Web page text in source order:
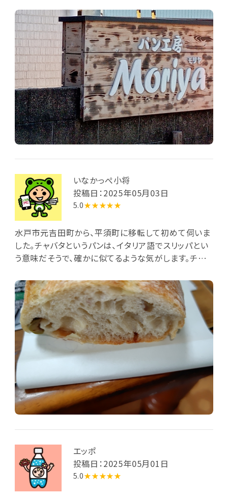
いなかっぺ小将
投稿日：2025年05月03日
5.0★★★★★
水戸市元吉田町から、平須町に移転して初めて伺いま
した。チャバタというパンは、イタリア語でスリッパとい
う意味だそうで、確かに似てるような気がします。チャバ
エッポ
投稿日：2025年05月01日
5.0★★★★★